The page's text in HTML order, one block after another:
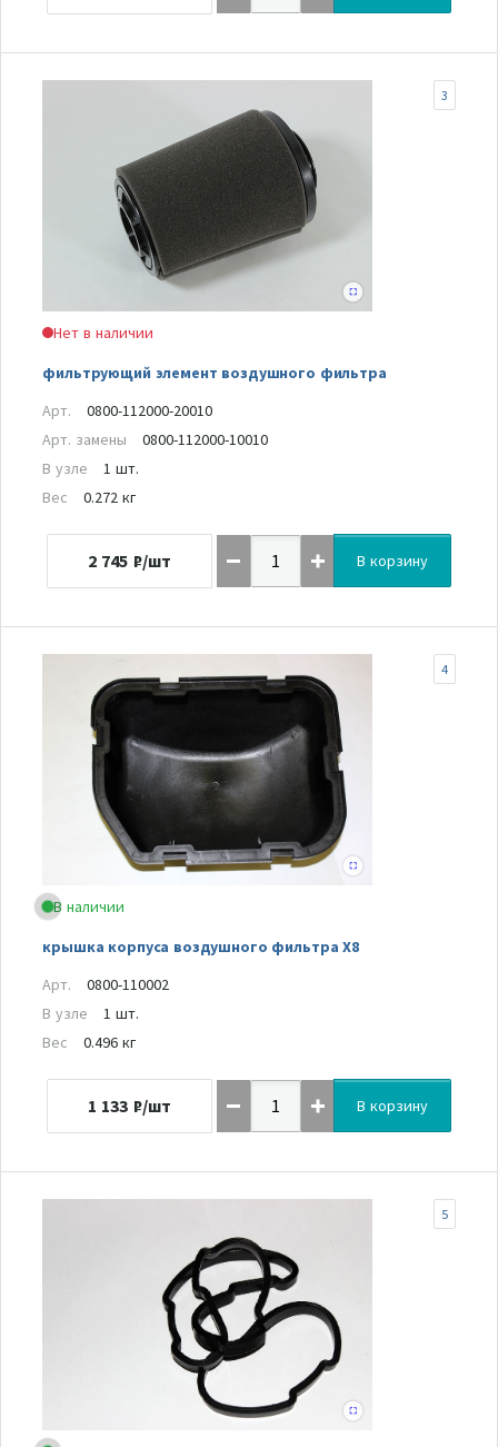
Нет в наличии
фильтрующий элемент воздушного фильтра
3
Арт.
0800-112000-20010
Арт. замены
0800-112000-10010
В узле
1 шт.
Вес
0.272 кг
2 745 ₽/шт В корзину
В наличии
крышка корпуса воздушного фильтра Х8
4
Арт.
0800-110002
В узле
1 шт.
Вес
0.496 кг
1 133 ₽/шт В корзину
5